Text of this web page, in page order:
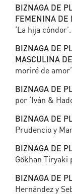
BIZNAGA DE
FEMENINA DE
‘La hija cóndor’.
BIZNAGA DE
MASCULINA
moriré de
BIZNAGA DE
por ‘Iván &
BIZNAGA DE
Prudencio y
BIZNAGA DE
Gökhan Tiryaki
BIZNAGA DE
Hernández y